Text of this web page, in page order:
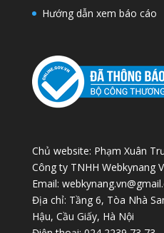
Hướng dẫn xem báo cáo
Chủ website: Phạm Xuân
Công ty TNHH Webkynang
Email:
Địa chỉ: Tầng 6, Tòa Nhà
Hậu, Cầu Giấy, Hà Nội